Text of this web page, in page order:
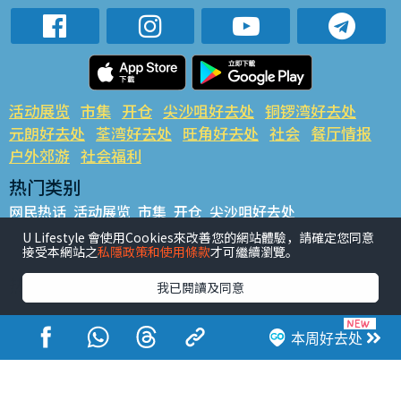
本周好去处
活动展览 市集 开仓 尖沙咀好去处 铜锣湾好去处
元朗好去处 荃湾好去处 旺角好去处 社会 餐厅情报
户外郊游 社会福利
热门类别
网民热话 活动展览 市集 开仓 尖沙咀好去处
铜锣湾好去处 元朗好去处 荃湾好去处 旺角好去处 社会
餐厅情报 户外郊游
热门标签
#UGO揾好去处 #人气活动推介 #美食社群热话
#亲子玩乐好去处
#ULifestyle应用程式
#限时抢
#UJetso礼物放送
#ULifestyle商户中心 #著数 #网络热话
U Lifestyle 會使用Cookies來改善您的網站體驗，請確定您同意
接受本網站之私隱政策和使用條款才可繼續瀏覽。
我已閱讀及同意